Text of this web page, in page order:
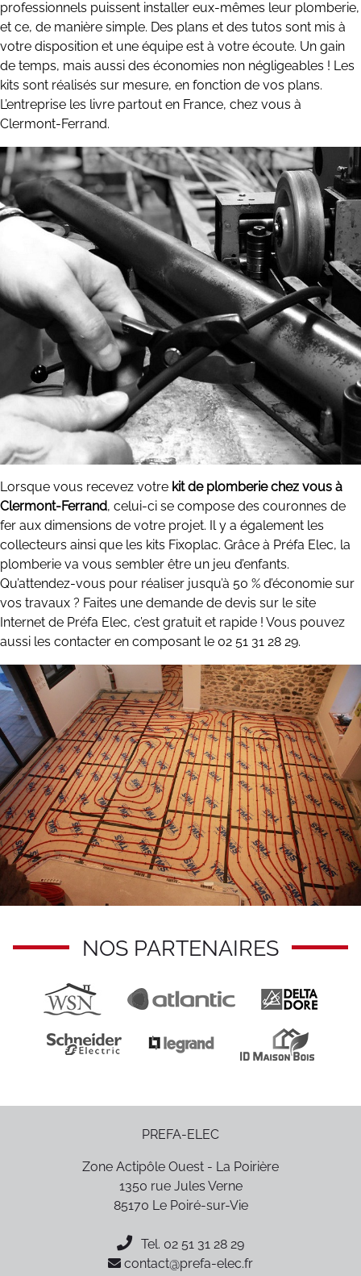
professionnels puissent installer eux-mêmes leur plomberie,
et ce, de manière simple. Des plans et des tutos sont mis à
votre disposition et une équipe est à votre écoute. Un gain
de temps, mais aussi des économies non négligeables ! Les
kits sont réalisés sur mesure, en fonction de vos plans.
L’entreprise les livre partout en France, chez vous à
Clermont-Ferrand.
Lorsque vous recevez votre kit de plomberie chez vous à
Clermont-Ferrand, celui-ci se compose des couronnes de
fer aux dimensions de votre projet. Il y a également les
collecteurs ainsi que les kits Fixoplac. Grâce à Préfa Elec, la
plomberie va vous sembler être un jeu d’enfants.
Qu’attendez-vous pour réaliser jusqu’à 50 % d’économie sur
vos travaux ? Faites une demande de devis sur le site
Internet de Préfa Elec, c’est gratuit et rapide ! Vous pouvez
aussi les contacter en composant le 02 51 31 28 29.
NOS PARTENAIRES
PREFA-ELEC
Zone Actipôle Ouest - La Poirière
1350 rue Jules Verne
85170 Le Poiré-sur-Vie
Tel. 02 51 31 28 29
contact@prefa-elec.fr